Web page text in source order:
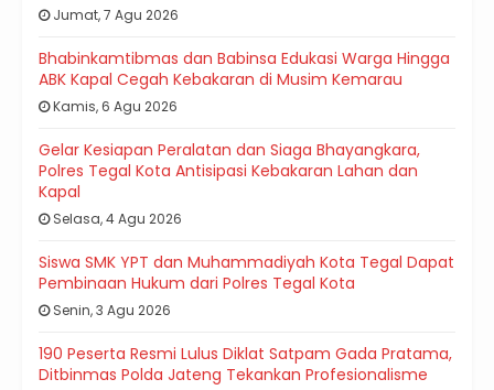
Jumat, 7 Agu 2026
Bhabinkamtibmas dan Babinsa Edukasi Warga Hingga
ABK Kapal Cegah Kebakaran di Musim Kemarau
Kamis, 6 Agu 2026
Gelar Kesiapan Peralatan dan Siaga Bhayangkara,
Polres Tegal Kota Antisipasi Kebakaran Lahan dan
Kapal
Selasa, 4 Agu 2026
Siswa SMK YPT dan Muhammadiyah Kota Tegal Dapat
Pembinaan Hukum dari Polres Tegal Kota
Senin, 3 Agu 2026
190 Peserta Resmi Lulus Diklat Satpam Gada Pratama,
Ditbinmas Polda Jateng Tekankan Profesionalisme